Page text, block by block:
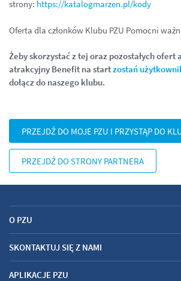
strony: https://katalogmarzen.pl/kody
Oferta dla członków Klubu PZU Pomocni
Żeby skorzystać z tej oraz pozostałych ofert
atrakcyjny Benefit na startzostań
dołącz do naszego klubu.
PRZEJDŹ DO MOJE PZU I PRZYSTĄP DO
PRZEJDŹ DO STRONY PARTNERA
O PZU
SKONTAKTUJ SIĘ Z NAMI
APLIKACJE PZU